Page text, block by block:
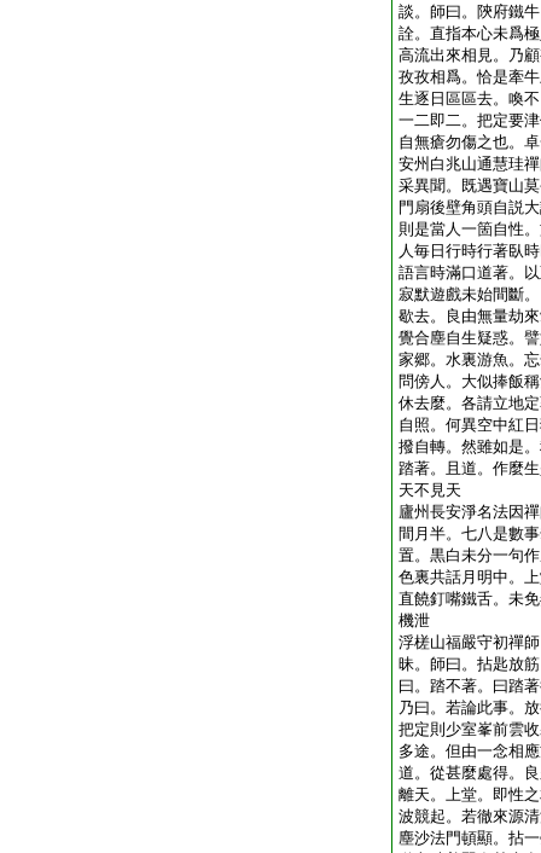
談。師曰。陝府鐵
詮。直指本心未爲
高流出來相見。乃
孜孜相爲。恰是牽
生逐日區區去。喚
一二即二。把定要
自無瘡勿傷之也。
安州白兆山通慧珪
采異聞。既遇寶山
門扇後壁角頭自説
則是當人一箇自性
人毎日行時行著臥
語言時滿口道著。
寂默遊戲未始間斷
歇去。良由無量劫
覺合塵自生疑惑。
家郷。水裏游魚。
問傍人。大似捧飯
休去麼。各請立地
自照。何異空中紅
撥自轉。然雖如是
踏著。且道。作麼
天不見天
廬州長安淨名法因
間月半。七八是數
置。黒白未分一句
色裏共話月明中。
直饒釘嘴鐵舌。未
機泄
浮槎山福嚴守初禪
昧。師曰。拈匙放
曰。踏不著。曰踏
乃曰。若論此事。
把定則少室峯前雲
多途。但由一念相
道。從甚麼處得。
離天。上堂。即性
波競起。若徹來源
塵沙法門頓顯。拈